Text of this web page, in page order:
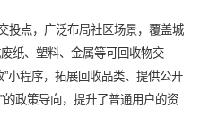
投点，广泛布局社区场景，覆盖城
纸、塑料、金属等可回收物交
小程序，拓展回收品类、提供公开
的政策导向，提升了普通用户的资